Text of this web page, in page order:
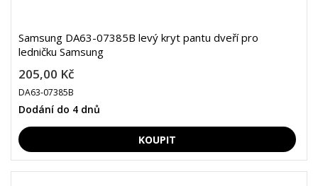
Samsung DA63-07385B levý kryt pantu dveří pro
ledničku Samsung
205,00 Kč
DA63-07385B
Dodání do 4 dnů